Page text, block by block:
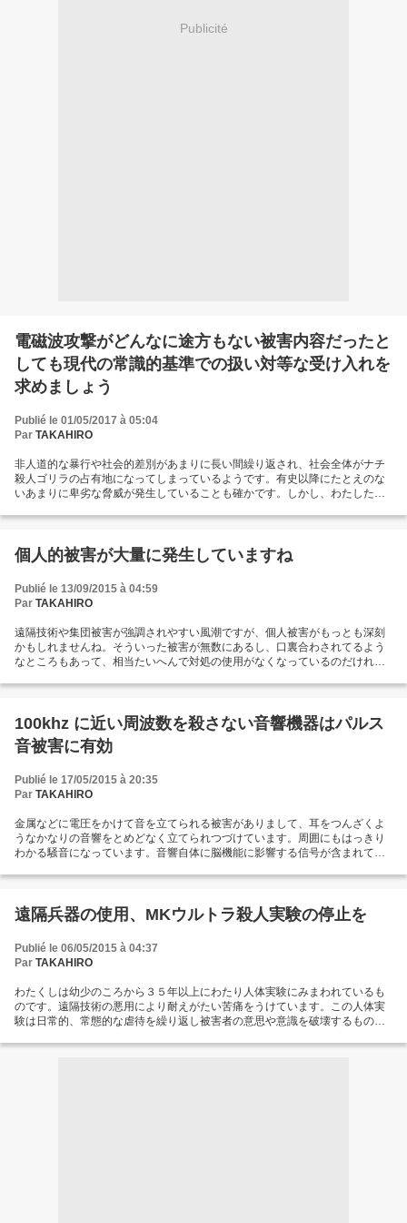
Publicité
電磁波攻撃がどんなに途方もない被害内容だったと
しても現代の常識的基準での扱い対等な受け入れを
求めましょう
Publié le 01/05/2017 à 05:04
Par TAKAHIRO
非人道的な暴行や社会的差別があまりに長い間繰り返され、社会全体がナチ
殺人ゴリラの占有地になってしまっているようです。有史以降にたとえのな
いあまりに卑劣な脅威が発生していることも確かです。しかし、わたしたち
とはできません。本来社会の中で認められている権利を語れなくなっている
ようなことを言い出せば殺し合いになってしまうように感じはしないでしょ
うか。また、専門職を装っての無能行為、亜ゴリラ対応に見舞われ続けるこ
とに甘んじてしまってはいないでしょうか。しかし、この侵略行為の現実を
今の社会の基準でしっかり追及することができなければ、決してわたしたち
は本当の社会に戻ることはありません。ゴリラ退治が禁止された人間社会で
は意味が不明です。本物の社会の中で受け入れられることだけがわたしたち
の目標であることをわすれないことがたいせつです。...
個人的被害が大量に発生していますね
Publié le 13/09/2015 à 04:59
Par TAKAHIRO
遠隔技術や集団被害が強調されやすい風潮ですが、個人被害がもっとも深刻
かもしれませんね。そういった被害が無数にあるし、口裏合わされてるよう
なところもあって、相当たいへんで対処の使用がなくなっているのだけれ
やってるというのだけれど、私もさすがにもうだめかと追い詰められました
とても心配しました。ともかくそういった個々の人物が遠隔被害や集団被害
を理解できるように回復していただかないとどうしようもありません。被害
者から見て言いたかったことは個人被害は百件起きても千件起きても個人被
バマ大統領の無理解も結局は個人の問題ですよね。そういったひとつひとつ
のケースがよくならないと問題の解決は期待できません。...
100khz に近い周波数を殺さない音響機器はパルス
音被害に有効
Publié le 17/05/2015 à 20:35
Par TAKAHIRO
金属などに電圧をかけて音を立てられる被害がありまして、耳をつんざくよ
うなかなりの音響をとめどなく立てられつづけています。周囲にもはっきり
わかる騒音になっています。音響自体に脳機能に影響する信号が含まれてお
われる救急車のサイレン音が脳におよぼす危険と同じになります。この救急
況で、これが10年間以上一日も欠かさず被害があり、本当に酷いことをやっ
ています。放置していると聴覚が破壊されたり脳や意識に困難を及ぼすため
苦痛をおさえる方法が必要になります。市販の耳栓を着用していますがそれ
だと高い音が素通しで部分的な効果になります。他には音を立てて紛らわせ
るかどうかという点ですがCDや地デジの音などでは全く素通しになります。
おそらく50000hz...
遠隔兵器の使用、MKウルトラ殺人実験の停止を
Publié le 06/05/2015 à 04:37
Par TAKAHIRO
わたくしは幼少のころから３５年以上にわたり人体実験にみまわれているも
のです。遠隔技術の悪用により耐えがたい苦痛をうけています。この人体実
験は日常的、常態的な虐待を繰り返し被害者の意思や意識を破壊するもので
画的に行われているものです。長年数にわたる連続的拷問によって被害者は